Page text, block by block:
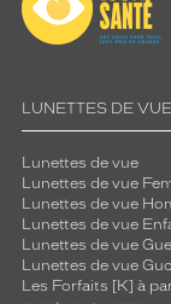
LUNETTES DE VUE
Lunettes de vue
Lunettes de vue
Lunettes de vue
Lunettes de vue
Lunettes de vue
Lunettes de vue
Les Forfaits [K] à